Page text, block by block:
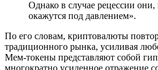
Однако в случае рецессии они,
окажутся под давлением».
По его словам, криптовалюты
традиционного рынка, усиливая
Мем-токены представляют собой
многократно усиленное отражение